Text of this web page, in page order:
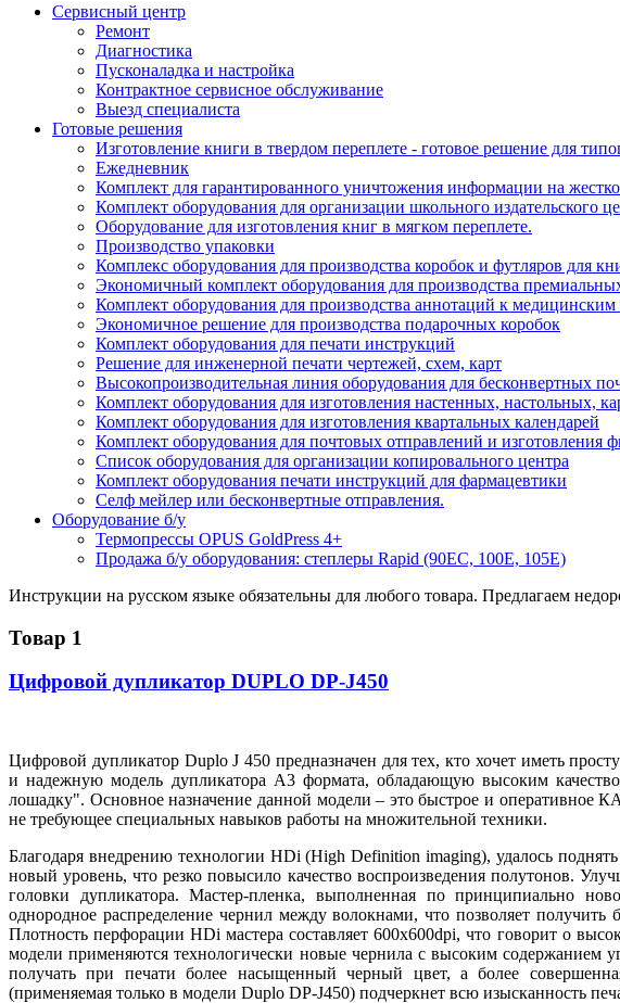
Сервисный центр
Ремонт
Диагностика
Пусконаладка и настройка
Контрактное сервисное обслуживание
Выезд специалиста
Готовые решения
Изготовление книги в твердом переплете - готовое решение для
Ежедневник
Комплект для гарантированного уничтожения информации на
Комплект оборудования для организации школьного издательского
Оборудование для изготовления книг в мягком переплете.
Производство упаковки
Комплекс оборудования для производства коробок и футляров для
Экономичный комплект оборудования для производства
Комплект оборудования для производства аннотаций к медицинским
Экономичное решение для производства подарочных коробок
Комплект оборудования для печати инструкций
Решение для инженерной печати чертежей, схем, карт
Высокопроизводительная линия оборудования для бесконвертных
Комплект оборудования для изготовления настенных, настольных,
Комплект оборудования для изготовления квартальных календарей
Комплект оборудования для почтовых отправлений и изготовления
Список оборудования для организации копировального центра
Комплект оборудования печати инструкций для фармацевтики
Селф мейлер или бесконвертные отправления.
Оборудование б/у
Термопрессы OPUS GoldPress 4+
Продажа б/у оборудования: степлеры Rapid (90EC, 100E, 105E)
Инструкции на русском языке обязательны для любого товара. Предлагаем
Товар 1
Цифровой дупликатор DUPLO DP-J450
Цифровой дупликатор Duplo J 450 предназначен для тех, кто хочет иметь
и надежную модель дупликатора А3 формата, обладающую высоким
лошадку". Основное назначение данной модели – это быстрое и
не требующее специальных навыков работы на множительной техники.
Благодаря внедрению технологии HDi (High Definition imaging), удалось поднять
новый уровень, что резко повысило качество воспроизведения полутонов.
головки дупликатора. Мастер-пленка, выполненная по принципиально
однородное распределение чернил между волокнами, что позволяет получить
Плотность перфорации HDi мастера составляет 600x600dpi, что говорит о
модели применяются технологически новые чернила с высоким содержанием
получать при печати более насыщенный черный цвет, а более
(применяемая только в модели Duplo DP-J450) подчеркнет всю изысканность